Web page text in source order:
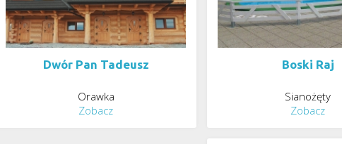
Dwór Pan Tadeusz
Orawka
Zobacz
Boski Raj
Sianożęty
Zobacz